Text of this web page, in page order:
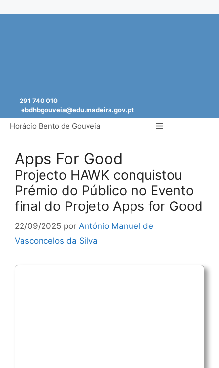
291 740 010
ebdhbgouveia@edu.madeira.gov.pt
Horácio Bento de Gouveia Menu
Apps For Good
Projecto HAWK conquistou
Prémio do Público no Evento
final do Projeto Apps for Good
22/09/2025 por António Manuel de
Vasconcelos da Silva